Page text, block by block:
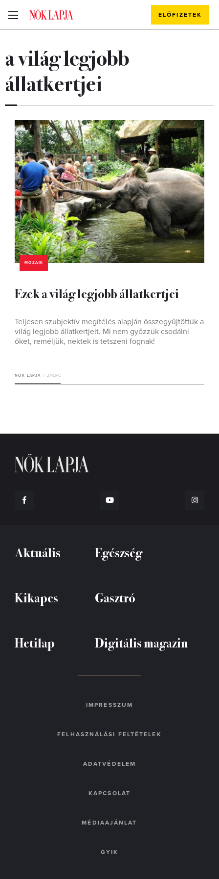
ELŐFIZETEK
a világ legjobb
állatkertjei
MOZAIK
Ezek a világ legjobb állatkertjei
Teljesen szubjektív megítélés alapján összegyűjtöttük a
világ legjobb állatkertjeit. Mi nem győzzük csodálni
őket, reméljük, nektek is tetszeni fognak!
NŐK LAPJA 2 PERC
Aktuális Egészség
Kikapcs Gasztró
Hetilap Digitális magazin
IMPRESSZUM
FELHASZNÁLÁSI FELTÉTELEK
ADATVÉDELEM
KAPCSOLAT
MÉDIAAJÁNLAT
GYIK